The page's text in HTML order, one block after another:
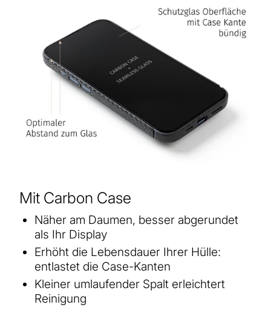
Mit Carbon Case
Näher am Daumen, besser abgerundet
als Ihr Display
Erhöht die Lebensdauer Ihrer Hülle:
entlastet die Case-Kanten
Kleiner umlaufender Spalt erleichtert
Reinigung